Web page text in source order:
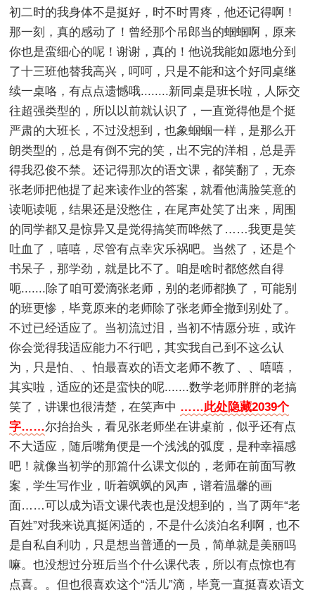
初二时的我身体不是挺好，时不时胃疼，他还记得啊！
那一刻，真的感动了！曾经那个吊郎当的蝈蝈啊，原来
你也是蛮细心的呢！谢谢，真的！他说我能如愿地分到
了十三班他替我高兴，呵呵，只是不能和这个好同桌继
续一桌咯，有点点遗憾哦........新同桌是班长啦，人际交
往超强类型的，所以以前就认识了，一直觉得他是个挺
严肃的大班长，不过没想到，也象蝈蝈一样，是那么开
朗类型的，总是有倒不完的笑，出不完的洋相，总是弄
得我忍俊不禁。还记得那次的语文课，都笑翻了，无奈
张老师把他提了起来读作业的答案，就看他满脸笑意的
读呃读呃，结果还是没憋住，在尾声处笑了出来，周围
的同学都又是惊异又是觉得搞笑而哗然了……我更是笑
吐血了，嘻嘻，尽管有点幸灾乐祸吧。当然了，还是个
书呆子，那学劲，就是比不了。咱是啥时都悠然自得
呃.......除了咱可爱滴张老师，别的老师都换了，可能别
的班更惨，毕竟原来的老师除了张老师全撤到别处了。
不过已经适应了。当初流过泪，当初不情愿分班，或许
你会觉得我适应能力不行吧，其实我自己到不这么认
为，只是怕、、怕最喜欢的语文老师不教了、、嘻嘻，
其实啦，适应的还是蛮快的呢.......数学老师胖胖的老搞
笑了，讲课也很清楚，在笑声中 ……此处隐藏2039个
字……尔抬抬头，看见张老师坐在讲桌前，似乎还有点
不大适应，随后嘴角便是一个浅浅的弧度，是种幸福感
吧！就像当初学的那篇什么课文似的，老师在前面写教
案，学生写作业，听着飒飒的风声，谱着温馨的画
面……可以成为语文课代表也是没想到的，当了两年“老
百姓”对我来说真挺闲适的，不是什么淡泊名利啊，也不
是自私自利叻，只是想当普通的一员，简单就是美丽吗
嘛。也没想过分班后当个什么课代表，所以有点惊也有
点喜。。但也很喜欢这个“活儿”滴，毕竟一直挺喜欢语文